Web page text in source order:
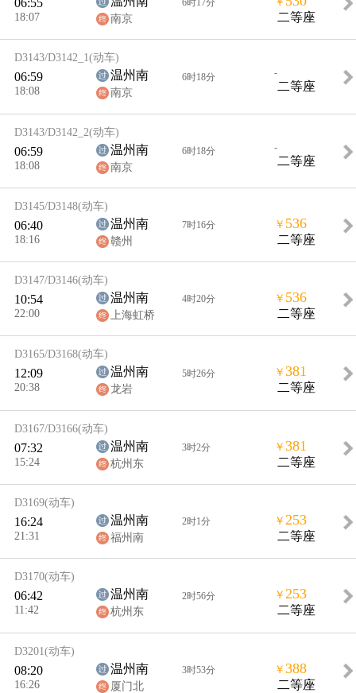
06:55
18:07 南京
6时17分
二等座
D3143/D3142_1(动车)
06:59
18:08
温州南
南京
6时18分 -
二等座
D3143/D3142_2(动车)
06:59
18:08
温州南
南京
6时18分 -
二等座
D3145/D3148(动车)
06:40
18:16
温州南
赣州
7时16分 ￥ 536
二等座
D3147/D3146(动车)
10:54
22:00
温州南
上海虹桥
4时20分 ￥ 536
二等座
D3165/D3168(动车)
12:09
20:38
温州南
龙岩
5时26分 ￥ 381
二等座
D3167/D3166(动车)
07:32
15:24
温州南
杭州东
3时2分 ￥ 381
二等座
D3169(动车)
16:24
21:31
温州南
福州南
2时1分 ￥ 253
二等座
D3170(动车)
06:42
11:42
温州南
杭州东
2时56分 ￥ 253
二等座
D3201(动车)
08:20
16:26
温州南
厦门北
3时53分 ￥ 388
二等座